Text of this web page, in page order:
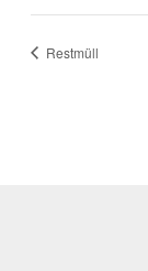
Restmüll